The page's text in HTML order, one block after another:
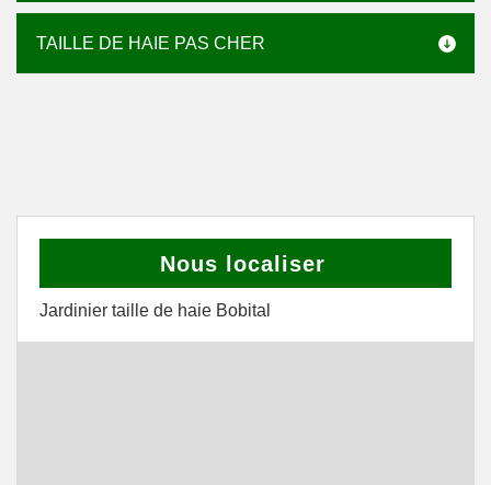
TAILLE DE HAIE PAS CHER
Nous localiser
Jardinier taille de haie Bobital